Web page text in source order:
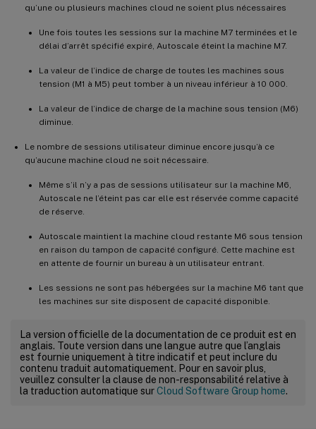
qu’une ou plusieurs machines cloud ne soient plus nécessaires
Une fois toutes les sessions sur la machine M7 terminées et le
délai d’arrêt spécifié expiré, Autoscale éteint la machine M7.
La valeur de l’indice de charge de toutes les machines sous
tension (M1 à M5) peut tomber à un niveau inférieur à 10 000.
La valeur de l’indice de charge de la machine sous tension (M6)
diminue.
Le nombre de sessions utilisateur diminue encore jusqu’à ce
qu’aucune machine cloud ne soit nécessaire.
Même s’il n’y a pas de sessions utilisateur sur la machine M6,
Autoscale ne l’éteint pas car elle est réservée comme capacité
de réserve.
Autoscale maintient la machine cloud restante M6 sous tension
en raison du tampon de capacité configuré. Cette machine est
en attente de fournir un bureau à un utilisateur entrant.
Les sessions ne sont pas hébergées sur la machine M6 tant que
les machines sur site disposent de capacité disponible.
La version officielle de la documentation de ce produit est en
anglais. Toute version dans une langue autre que l’anglais
est fournie uniquement à titre indicatif et peut inclure du
contenu traduit automatiquement. Pour en savoir plus,
veuillez consulter la clause de non-responsabilité relative à
la traduction automatique surCloud Software Group home.